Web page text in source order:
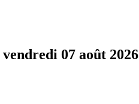
vendredi 07 août 2026